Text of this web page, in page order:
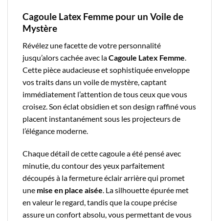
Cagoule Latex Femme pour un Voile de
Mystère
Révélez une facette de votre personnalité
jusqu’alors cachée avec laCagoule Latex Femme.
Cette pièce audacieuse et sophistiquée enveloppe
vos traits dans un voile de mystère, captant
immédiatement l’attention de tous ceux que vous
croisez. Son éclat obsidien et son design raffiné vous
placent instantanément sous les projecteurs de
l’élégance moderne.
Chaque détail de cette cagoule a été pensé avec
minutie, du contour des yeux parfaitement
découpés à la fermeture éclair arrière qui promet
une mise en place aisée . La silhouette épurée met
en valeur le regard, tandis que la coupe précise
assure un confort absolu, vous permettant de vous